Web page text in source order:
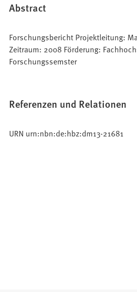
Abstract
Forschungsbericht Projektleitung:
Zeitraum: 2008 Förderung:
Forschungssemster
Referenzen und Relationen
URN urn:nbn:de:hbz:dm13-21681